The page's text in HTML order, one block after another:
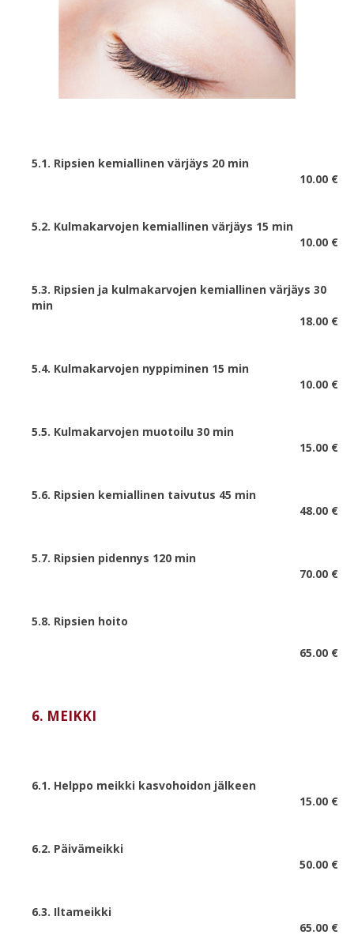
5.1. Ripsien kemiallinen värjäys 20 min
10.00 €
5.2. Kulmakarvojen kemiallinen värjäys 15 min
10.00 €
5.3. Ripsien ja kulmakarvojen kemiallinen värjäys 30
min
18.00 €
5.4. Kulmakarvojen nyppiminen 15 min
10.00 €
5.5. Kulmakarvojen muotoilu 30 min
15.00 €
5.6. Ripsien kemiallinen taivutus 45 min
48.00 €
5.7. Ripsien pidennys 120 min
70.00 €
5.8. Ripsien hoito
65.00 €
6. MEIKKI
6.1. Helppo meikki kasvohoidon jälkeen
15.00 €
6.2. Päivämeikki
50.00 €
6.3. Iltameikki
65.00 €